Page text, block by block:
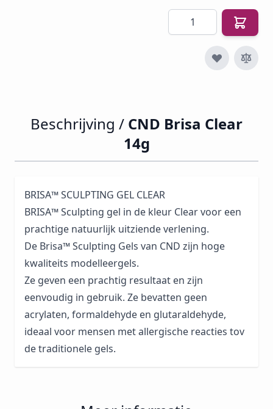
Aantal
Beschrijving / CND Brisa Clear
14g
BRISA™ SCULPTING GEL CLEAR
BRISA™ Sculpting gel in de kleur Clear voor een
prachtige natuurlijk uitziende verlening.
De Brisa™ Sculpting Gels van CND zijn hoge
kwaliteits modelleergels.
Ze geven een prachtig resultaat en zijn
eenvoudig in gebruik. Ze bevatten geen
acrylaten, formaldehyde en glutaraldehyde,
ideaal voor mensen met allergische reacties tov
de traditionele gels.